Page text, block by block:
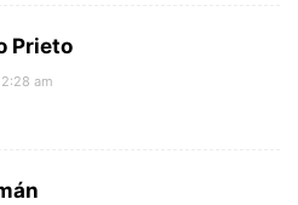
Prieto
am